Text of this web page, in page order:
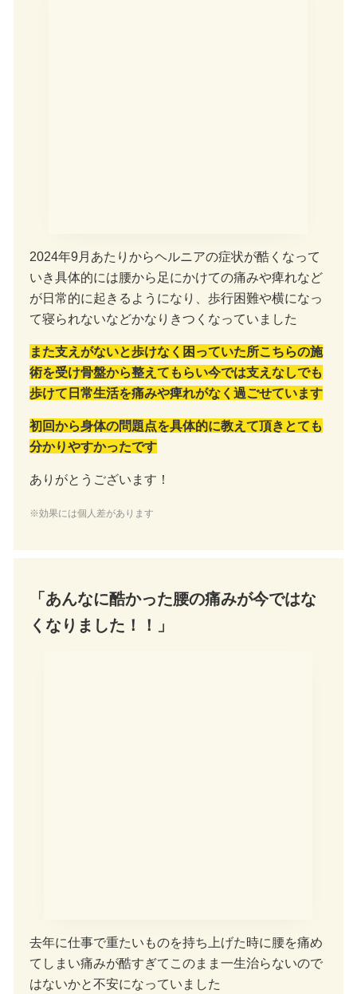
2024年9月あたりからヘルニアの症状が酷くなって
いき具体的には腰から足にかけての痛みや痺れなど
が日常的に起きるようになり、歩行困難や横になっ
て寝られないなどかなりきつくなっていました
また支えがないと歩けなく困っていた所こちらの施
術を受け骨盤から整えてもらい今では支えなしでも
歩けて日常生活を痛みや痺れがなく過ごせています
初回から身体の問題点を具体的に教えて頂きとても
分かりやすかったです
ありがとうございます！
※効果には個人差があります
「あんなに酷かった腰の痛みが今ではな
くなりました！！」
去年に仕事で重たいものを持ち上げた時に腰を痛め
てしまい痛みが酷すぎてこのまま一生治らないので
はないかと不安になっていました